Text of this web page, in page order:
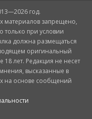
год.
материалов запрещено,
только при условии
должна размещаться
оригинальный
лет. Редакция не несет
высказанные в
на основе сообщений